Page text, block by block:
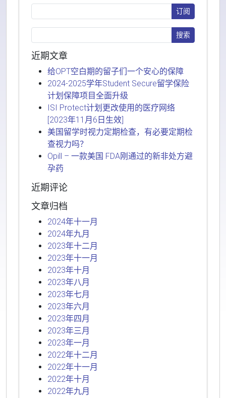
近期文章
给OPT空白期的留子们一个安心的保障
2024-2025学年Student Secure留学保险
计划保障项目全面升级
ISI Protect计划更改使用的医疗网络
[2023年11月6日生效]
美国留学时视力定期检查，有必要定期检
查视力吗？
Opill – 一款美国 FDA刚通过的新非处方避
孕药
近期评论
文章归档
2024年十一月
2024年九月
2023年十二月
2023年十一月
2023年十月
2023年八月
2023年七月
2023年六月
2023年四月
2023年三月
2023年一月
2022年十二月
2022年十一月
2022年十月
2022年九月